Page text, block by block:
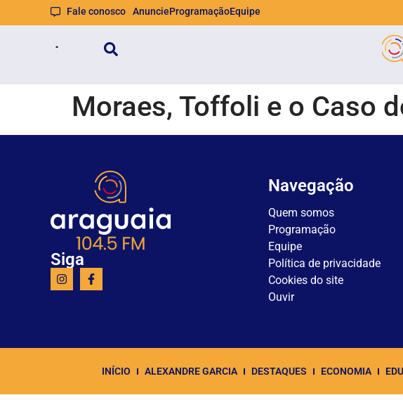
Fale conosco AnuncieProgramaçãoEquipe
Moraes, Toffoli e o Caso
Siga
Navegação
Quem somos
Programação
Equipe
Política de privacidade
Cookies do site
Ouvir
INÍCIO ALEXANDRE GARCIA DESTAQUES ECONOMIA